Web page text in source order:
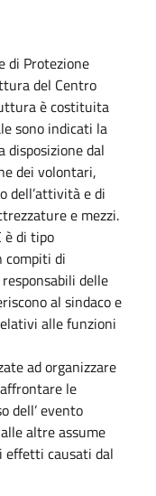
di Protezione
del Centro
è costituita
sono indicati la
disposizione dal
dei volontari,
dell’attività e di
e mezzi.
è di tipo
compiti di
delle
al sindaco e
alle funzioni
ad organizzare
le
dell’ evento
altre assume
effetti causati dal